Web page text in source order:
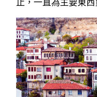
止，一直為主要東